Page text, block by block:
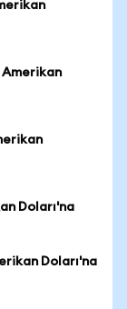
Amerikan
Doları'na
Doları'na